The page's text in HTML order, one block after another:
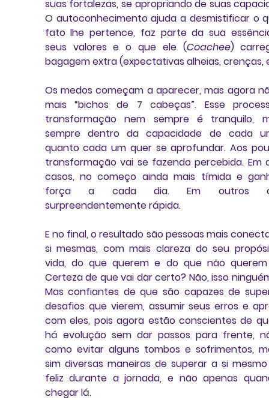
suas fortalezas, se apropriando de suas
O autoconhecimento ajuda a desmistificar o
fato lhe pertence, faz parte da sua
seus valores e o que ele (Coachee)
bagagem extra (expectativas alheias, crenças,
Os medos começam a aparecer, mas agora
mais “bichos de 7 cabeças”. Esse
transformação nem sempre é tranquilo,
sempre dentro da capacidade de cada
quanto cada um quer se aprofundar. Aos
transformação vai se fazendo percebida. Em
casos, no começo ainda mais tímida e
força a cada dia. Em outros
surpreendentemente rápida.
E no final, o resultado são pessoas mais
si mesmas, com mais clareza do seu
vida, do que querem e do que não
Certeza de que vai dar certo? Não, isso
Mas confiantes de que são capazes de
desafios que vierem, assumir seus erros e
com eles, pois agora estão conscientes de
há evolução sem dar passos para frente,
como evitar alguns tombos e sofrimentos,
sim diversas maneiras de superar a si
feliz durante a jornada, e não apenas
chegar lá.